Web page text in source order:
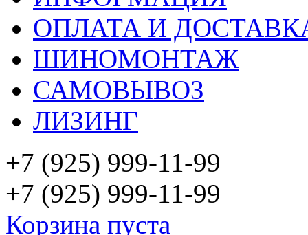
ОПЛАТА И
ШИНОМОНТАЖ
САМОВЫВОЗ
ЛИЗИНГ
+7 (925) 999-11-99
+7 (925) 999-11-99
Корзина пуста